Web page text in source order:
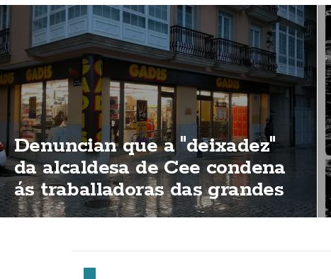
Denuncian que a "deixadez"
da alcaldesa de Cee condena
ás traballadoras das grandes
superificies a traballar o 15 de